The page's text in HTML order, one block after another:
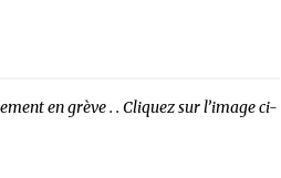
en grève . . Cliquez sur l’image ci-